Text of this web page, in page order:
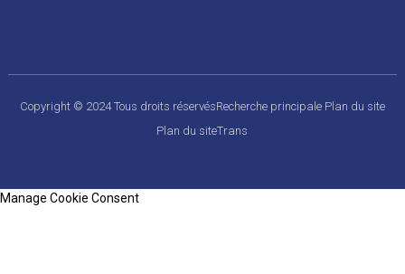
Copyright © 2024 Tous droits réservésRecherche principale Plan du site
Plan du siteTrans
Manage Cookie Consent